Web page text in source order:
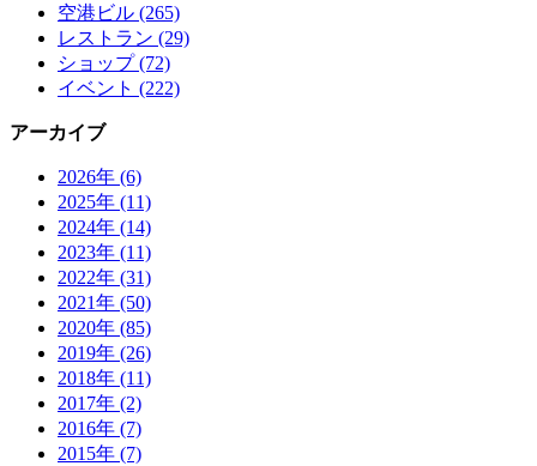
空港ビル (265)
レストラン (29)
ショップ (72)
イベント (222)
アーカイブ
2026年 (6)
2025年 (11)
2024年 (14)
2023年 (11)
2022年 (31)
2021年 (50)
2020年 (85)
2019年 (26)
2018年 (11)
2017年 (2)
2016年 (7)
2015年 (7)